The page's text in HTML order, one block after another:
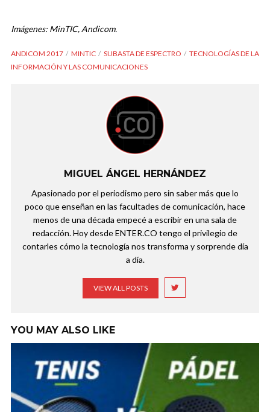
Imágenes: MinTIC, Andicom.
ANDICOM 2017 MINTIC SUBASTA DE ESPECTRO
TECNOLOGÍAS DE LA
INFORMACIÓN Y LAS COMUNICACIONES
MIGUEL ÁNGEL HERNÁNDEZ
Apasionado por el periodismo pero sin saber más que lo
poco que enseñan en las facultades de comunicación, hace
menos de una década empecé a escribir en una sala de
redacción. Hoy desde ENTER.CO tengo el privilegio de
contarles cómo la tecnología nos transforma y sorprende día
a día.
VIEW ALL POSTS
YOU MAY ALSO LIKE